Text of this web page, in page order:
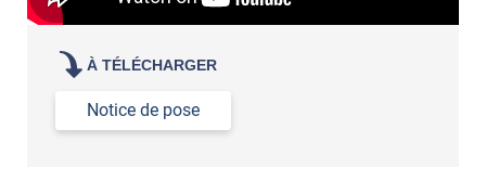
À TÉLÉCHARGER
Notice de pose